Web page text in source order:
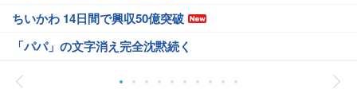
ちいかわ 14日間で興収50億突破
「パパ」の文字消え完全沈黙続く